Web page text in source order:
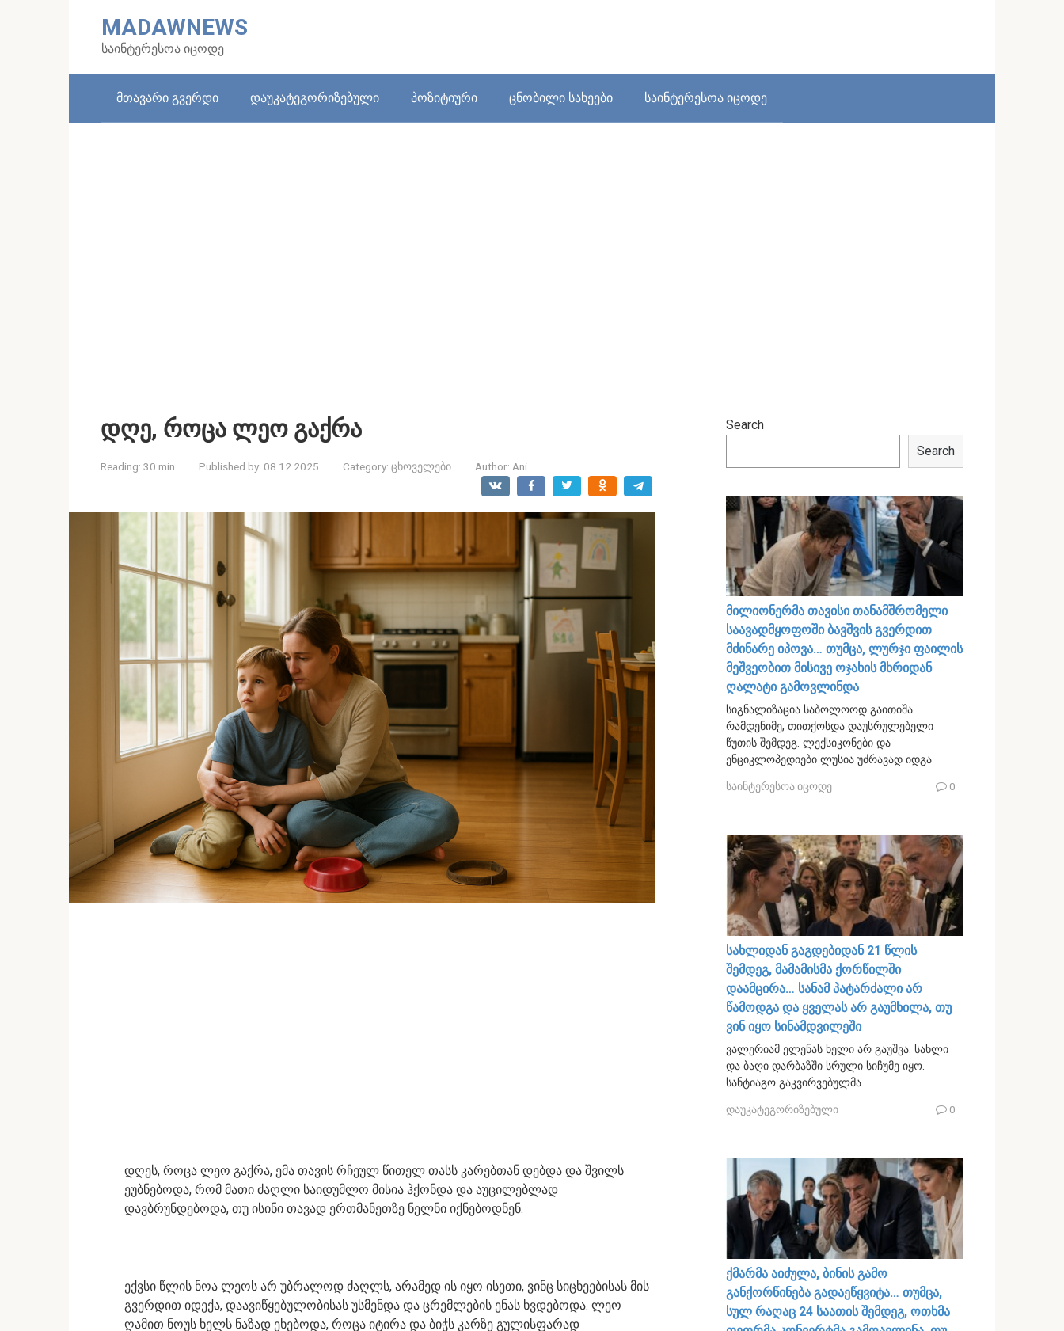
MADAWNEWS
საინტერესოა იცოდე
მთავარი გვერდი დაუკატეგორიზებული პოზიტიური ცნობილი სახეები საინტერესოა იცოდე
დღე, როცა ლეო გაქრა
Reading: 30 min Published by: 08.12.2025 Category: ცხოველები Author: Ani
დღეს, როცა ლეო გაქრა, ემა თავის რჩეულ წითელ თასს კარებთან დებდა და შვილს
ეუბნებოდა, რომ მათი ძაღლი საიდუმლო მისია ჰქონდა და აუცილებლად
დავბრუნდებოდა, თუ ისინი თავად ერთმანეთზე ნელნი იქნებოდნენ.
ექვსი წლის ნოა ლეოს არ უბრალოდ ძაღლს, არამედ ის იყო ისეთი, ვინც სიცხეებისას მის
გვერდით იდექა, დაავიწყებულობისას უსმენდა და ცრემლების ენას ხვდებოდა. ლეო
ღამით ნოუს ხელს ნაზად ეხებოდა, როცა იტირა და ბიჭს კარზე გულისფარად
Search
Search
მილიონერმა თავისი თანამშრომელი
საავადმყოფოში ბავშვის გვერდით
მძინარე იპოვა… თუმცა, ლურჯი ფაილის
მეშვეობით მისივე ოჯახის მხრიდან
ღალატი გამოვლინდა
სიგნალიზაცია საბოლოოდ გაითიშა
რამდენიმე, თითქოსდა დაუსრულებელი
წუთის შემდეგ. ლექსიკონები და
ენციკლოპედიები ლუსია უძრავად იდგა
საინტერესოა იცოდე 0
სახლიდან გაგდებიდან 21 წლის
შემდეგ, მამამისმა ქორწილში
დაამცირა… სანამ პატარძალი არ
წამოდგა და ყველას არ გაუმხილა, თუ
ვინ იყო სინამდვილეში
ვალერიამ ელენას ხელი არ გაუშვა. სახლი
და ბაღი დარბაზში სრული სიჩუმე იყო.
სანტიაგო გაკვირვებულმა
დაუკატეგორიზებული 0
ქმარმა აიძულა, ბინის გამო
განქორწინება გადაეწყვიტა… თუმცა,
სულ რაღაც 24 საათის შემდეგ, ოთხმა